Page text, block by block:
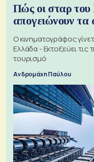
Πώς οι σταρ του
απογειώνουν τα
Ο κινηματογράφος
Ελλάδα - Εκτοξεύει τις
τουρισμό
Ανδρομάχη Παύλου